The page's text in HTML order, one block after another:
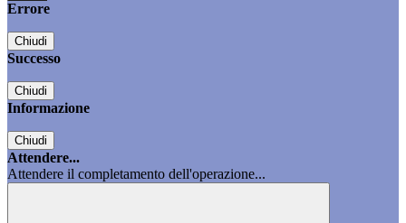
Errore
Chiudi
Successo
Chiudi
Informazione
Chiudi
Attendere...
Attendere il completamento dell'operazione...